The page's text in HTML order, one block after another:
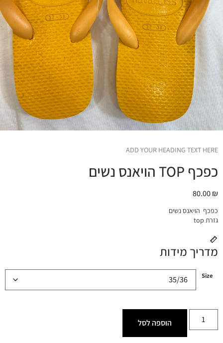
ADD YOUR HEADING TEXT HERE
כפכף TOP הויאנס נשים
80.00₪
כפכף הויאנס נשים
גזרת top
מדריך מידות
Size
הוספה לסל